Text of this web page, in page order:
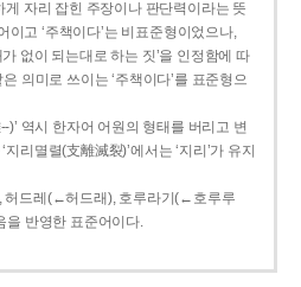
게 자리 잡힌 주장이나 판단력이라는 뜻
이고 ‘주책이다’는 비표준형이었으나,
가 없이 되는대로 하는 짓’을 인정함에 따
의미로 쓰이는 ‘주책이다’를 표준형으
역시 한자어 어원의 형태를 버리고 변
리멸렬(支離滅裂)’에서는 ‘지리’가 유지
드레(←허드래), 호루라기(←호루루
을 반영한 표준어이다.